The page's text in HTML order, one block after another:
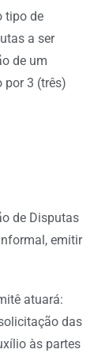
tipo de
a ser
de um
por 3 (três)
de Disputas
emitir
atuará:
das
às partes